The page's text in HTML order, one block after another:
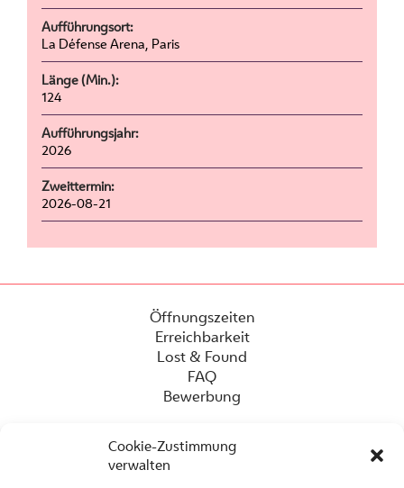
Cookie-Zustimmung
verwalten
Aufführungsort:
La Défense Arena, Paris
Länge (Min.):
124
Aufführungsjahr:
2026
Zweittermin:
2026-08-21
Öffnungszeiten
Erreichbarkeit
Lost & Found
FAQ
Bewerbung